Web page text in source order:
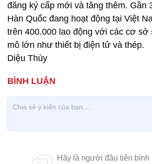
đăng ký cấp mới và tăng thêm. Gần
Hàn Quốc đang hoạt động tại Việt
trên 400.000 lao động với các cơ sở
mô lớn như thiết bị điện tử và thép.
Diệu Thùy